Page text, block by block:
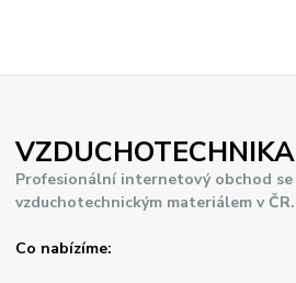
VZDUCHOTECHNIKA
Profesionální internetový obchod se
vzduchotechnickým materiálem v ČR.
Co nabízíme: